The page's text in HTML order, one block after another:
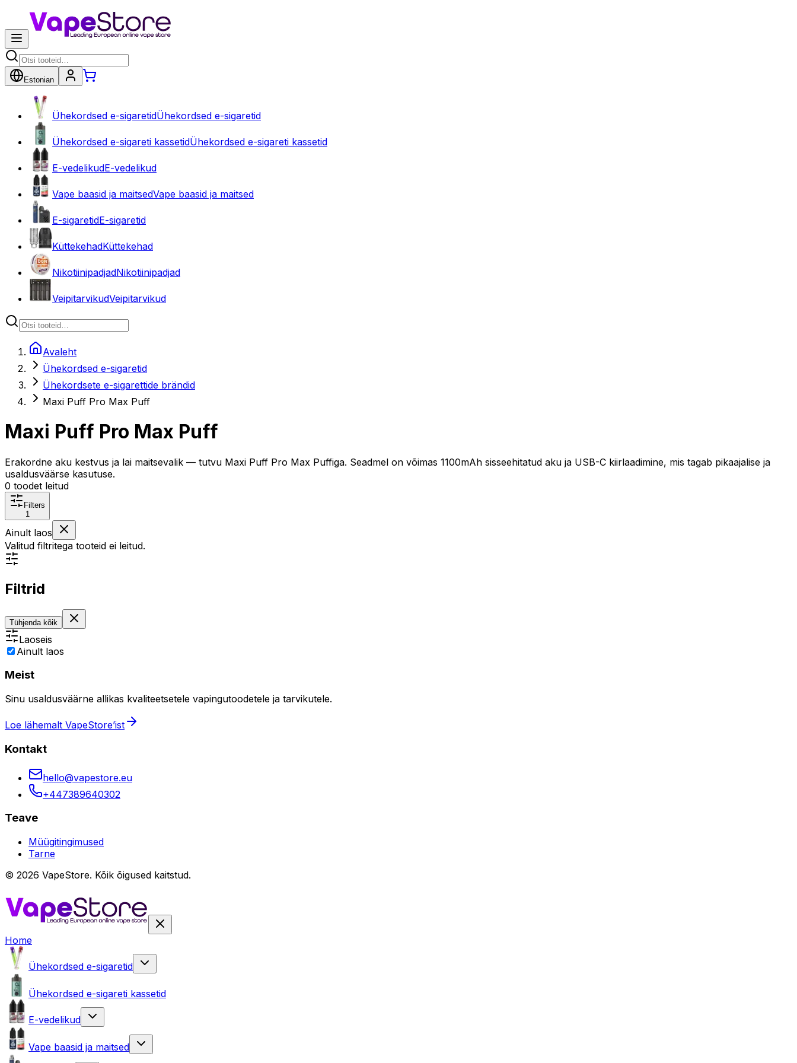
Estonian
Ühekordsed e-sigaretidÜhekordsed e-sigaretid
Ühekordsed e-sigareti kassetidÜhekordsed e-sigareti kassetid
E-vedelikudE-vedelikud
Vape baasid ja maitsedVape baasid ja maitsed
E-sigaretidE-sigaretid
KüttekehadKüttekehad
NikotiinipadjadNikotiinipadjad
VeipitarvikudVeipitarvikud
Avaleht
Ühekordsed e-sigaretid
Ühekordsete e-sigarettide brändid
Maxi Puff Pro Max Puff
Maxi Puff Pro Max Puff
Erakordne aku kestvus ja lai maitsevalik — tutvu Maxi Puff Pro Max Puffiga. Seadmel on võimas 1100mAh sisseehitatud aku ja USB-C kiirlaadimine, mis tagab pikaajalise ja
usaldusväärse kasutuse.
0 toodet leitud
Filters
1
Ainult laos
Valitud filtritega tooteid ei leitud.
Filtrid
Tühjenda kõik
Laoseis
Ainult laos
Meist
Sinu usaldusväärne allikas kvaliteetsetele vapingutoodetele ja tarvikutele.
Loe lähemalt VapeStore’ist
Kontakt
hello@vapestore.eu
+447389640302
Teave
Müügitingimused
Tarne
© 2026 VapeStore. Kõik õigused kaitstud.
Home
Ühekordsed e-sigaretid
Ühekordsed e-sigareti kassetid
E-vedelikud
Vape baasid ja maitsed